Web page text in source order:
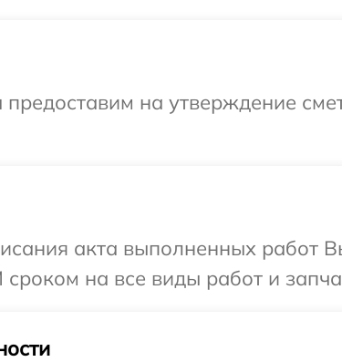
на утверждение
акта выполненных работ
на все виды работ и